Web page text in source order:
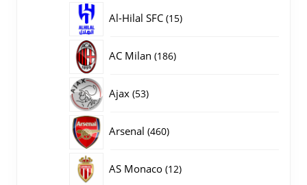
Al-Hilal SFC 1515
AC Milan 186186
Ajax 5353
Arsenal 460460
AS Monaco 1212